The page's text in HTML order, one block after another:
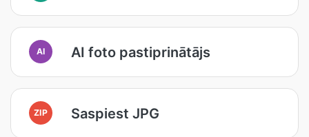
AI AI foto pastiprinātājs
ZIP Saspiest JPG